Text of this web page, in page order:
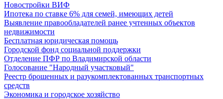
Новостройки ВИФ
Ипотека по ставке 6% для семей, имеющих детей
Выявление правообладателей ранее учтенных объектов
недвижимости
Бесплатная юридическая помощь
Городской фонд социальной поддержки
Отделение ПФР по Владимирской области
Голосование "Народный участковый"
Реестр брошенных и разукомплектованных транспортных
средств
Экономика и городское хозяйство